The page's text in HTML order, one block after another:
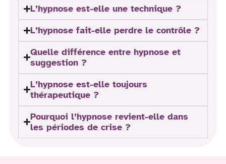
L’hypnose est-elle une technique ?
L’hypnose fait-elle perdre le contrôle ?
Quelle différence entre hypnose et
suggestion ?
L’hypnose est-elle toujours
thérapeutique ?
Pourquoi l’hypnose revient-elle dans
les périodes de crise ?